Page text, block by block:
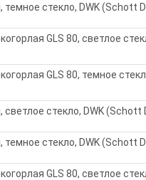
стекло, DWK (Schott
GLS 80, светлое
GLS 80, темное
стекло, DWK (Schott
стекло, DWK (Schott
GLS 80, светлое